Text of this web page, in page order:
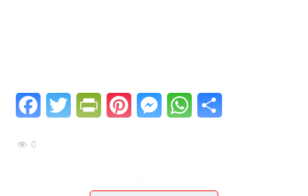
FacebookTwitter PrintFriendly
PinterestMessengerWhatsApp
0
Verdeckte Früchte